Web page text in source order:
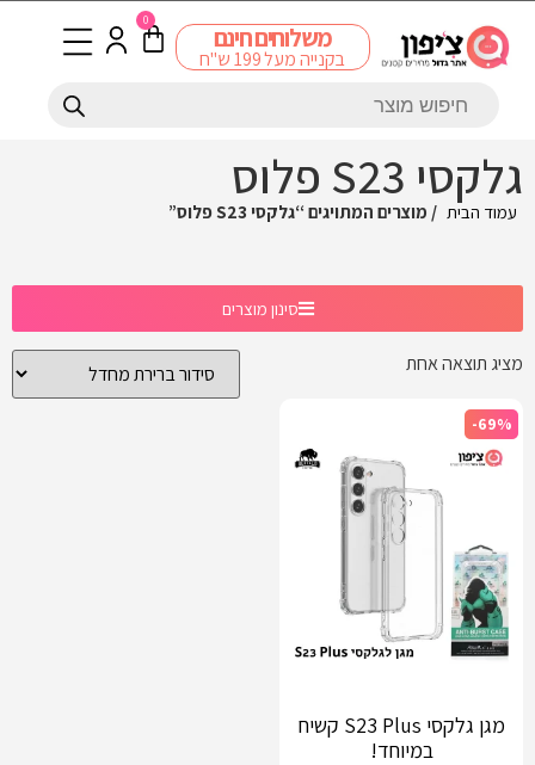
משלוחים חינם
בקנייה מעל 199 ש"ח
0
גלקסי S23 פלוס
עמוד הבית / מוצרים המתויגים “גלקסי S23 פלוס”
סינון מוצרים
מציג תוצאה אחת
-69%
מגן גלקסי S23 Plus קשיח
במיוחד!